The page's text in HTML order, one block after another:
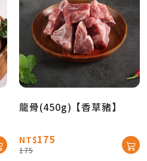
龍骨(450g)【香草豬】
NT$175
175